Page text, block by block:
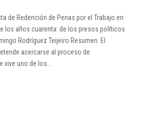
de Redención de Penas por el Trabajo en
los años cuarenta: de los presos políticos
Rodríguez Teijeiro Resumen El
acercarse al proceso de
uno de los...